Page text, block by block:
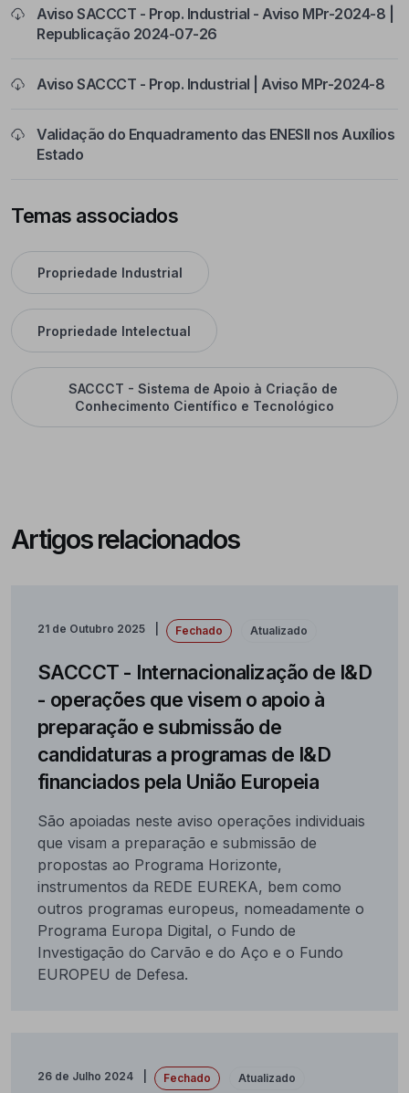
Aviso SACCCT - Prop. Industrial - Aviso MPr-2024-8 |
Republicação 2024-07-26
Aviso SACCCT - Prop. Industrial | Aviso MPr-2024-8
Validação do Enquadramento das ENESII nos Auxílios
Estado
Temas associados
Propriedade Industrial
Propriedade Intelectual
SACCCT - Sistema de Apoio à Criação de
Conhecimento Científico e Tecnológico
Artigos relacionados
21 de Outubro 2025 Fechado Atualizado
SACCCT - Internacionalização de I&D
- operações que visem o apoio à
preparação e submissão de
candidaturas a programas de I&D
financiados pela União Europeia
São apoiadas neste aviso operações individuais
que visam a preparação e submissão de
propostas ao Programa Horizonte,
instrumentos da REDE EUREKA, bem como
outros programas europeus, nomeadamente o
Programa Europa Digital, o Fundo de
Investigação do Carvão e do Aço e o Fundo
EUROPEU de Defesa.
26 de Julho 2024 Fechado Atualizado